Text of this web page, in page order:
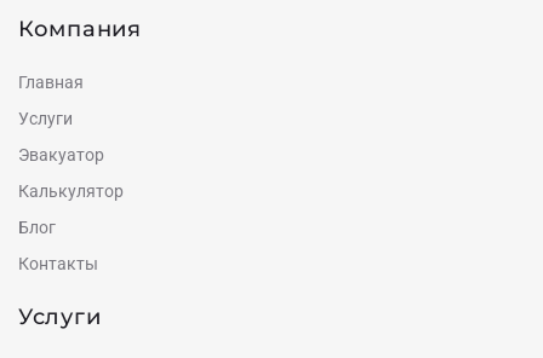
Компания
Главная
Услуги
Эвакуатор
Калькулятор
Блог
Контакты
Услуги